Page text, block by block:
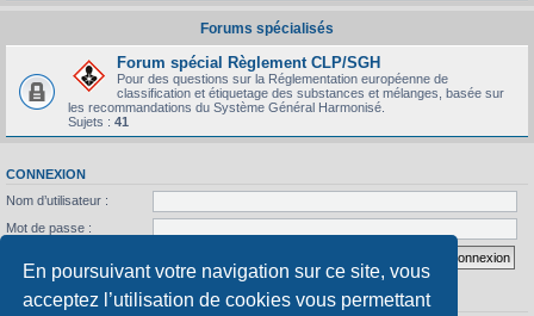
En poursuivant votre navigation sur ce site, vous
acceptez l’utilisation de cookies vous permettant
Forums spécialisés
Forum spécial Règlement CLP/SGH
Pour des questions sur la Réglementation européenne de
classification et étiquetage des substances et mélanges, basée sur
les recommandations du Système Général Harmonisé.
Sujets : 41
CONNEXION
Nom d’utilisateur :
Mot de passe :
STATISTIQUES